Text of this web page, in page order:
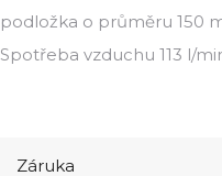
podložka o průměru 150
Spotřeba vzduchu 113 l/
Záruka